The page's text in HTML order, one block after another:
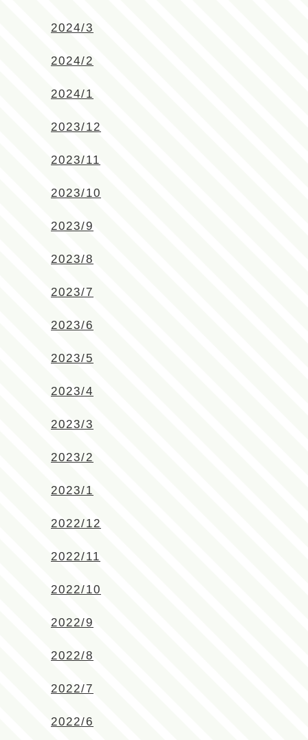
2024/3
2024/2
2024/1
2023/12
2023/11
2023/10
2023/9
2023/8
2023/7
2023/6
2023/5
2023/4
2023/3
2023/2
2023/1
2022/12
2022/11
2022/10
2022/9
2022/8
2022/7
2022/6